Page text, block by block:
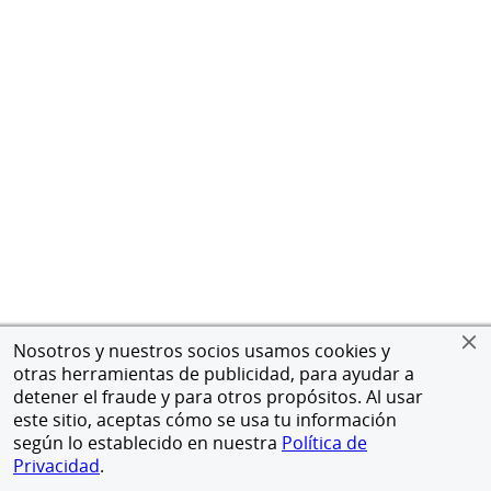
Nosotros y nuestros socios usamos cookies y
otras herramientas de publicidad, para ayudar a
detener el fraude y para otros propósitos. Al usar
este sitio, aceptas cómo se usa tu información
según lo establecido en nuestra Política de
Privacidad.